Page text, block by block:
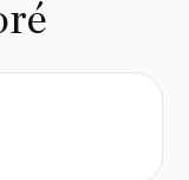
LinkedIn